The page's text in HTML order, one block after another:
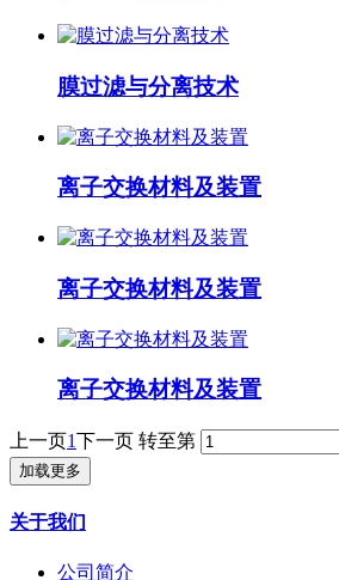
膜过滤与分离技术
离子交换材料及装置
离子交换材料及装置
离子交换材料及装置
上一页1下一页 转至第
加载更多
关于我们
公司简介